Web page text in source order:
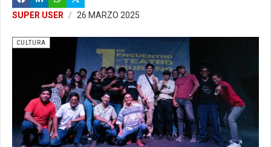
SUPER USER 26 MARZO 2025
CULTURA